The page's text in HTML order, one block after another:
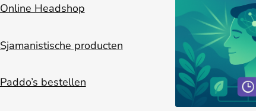
Online Headshop
Sjamanistische producten
Paddo’s bestellen